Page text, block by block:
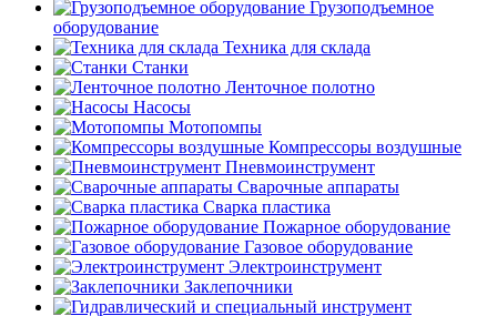
Грузоподъемное
оборудование
Техника для склада
Станки
Ленточное полотно
Насосы
Мотопомпы
Компрессоры воздушные
Пневмоинструмент
Сварочные аппараты
Сварка пластика
Пожарное оборудование
Газовое оборудование
Электроинструмент
Заклепочники